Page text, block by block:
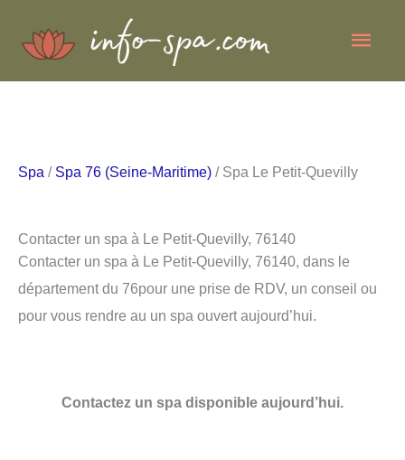
Spa / Spa 76 (Seine-Maritime) / Spa Le Petit-Quevilly
Contacter un spa à Le Petit-Quevilly, 76140
Contacter un spa à Le Petit-Quevilly, 76140, dans le
département du 76pour une prise de RDV, un conseil ou
pour vous rendre au un spa ouvert aujourd’hui.
Contactez un spa disponible aujourd’hui.